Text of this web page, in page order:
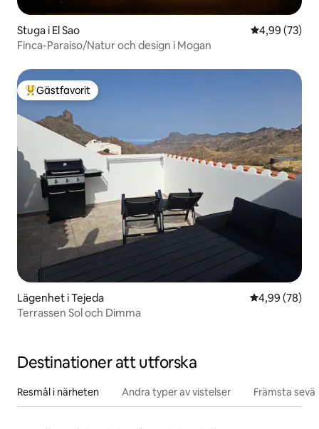
Stuga i El Sao 4,99 av 5 i
4,99 (73)
Finca-Paraiso/Natur och design i Mogan
Populär gästfavorit
Gästfavorit
Lägenhet i Tejeda 4,99 av 5 i
4,99 (78)
Terrassen Sol och Dimma
Destinationer att utforska
Resmål i närheten Andra typer av vistelser Främsta